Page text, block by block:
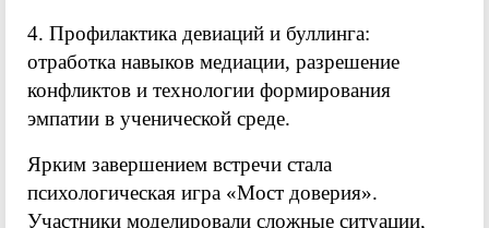
4. Профилактика девиаций и буллинга:
отработка навыков медиации, разрешение
конфликтов и технологии формирования
эмпатии в ученической среде.
Ярким завершением встречи стала
психологическая игра «Мост доверия».
Участники моделировали сложные ситуации,